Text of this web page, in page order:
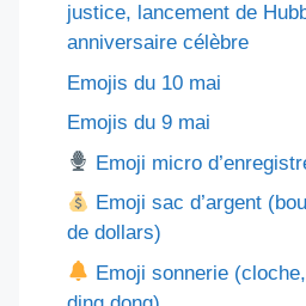
justice, lancement de
anniversaire célèbre
Emojis du 10 mai
Emojis du 9 mai
Emoji micro
Emoji sac d’argent
de dollars)
Emoji sonnerie